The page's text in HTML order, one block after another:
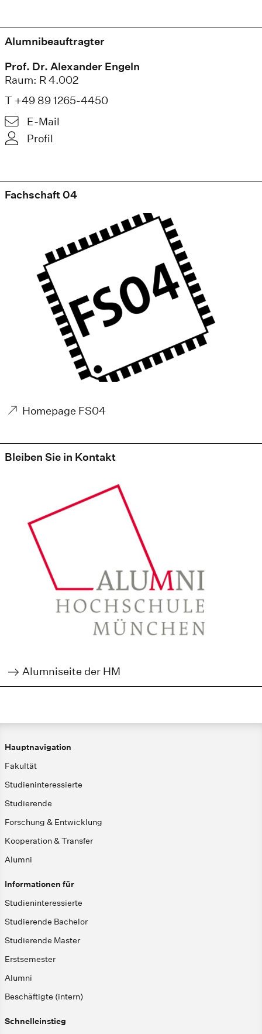
Alumnibeauftragter
Prof. Dr. Alexander Engeln
Raum: R 4.002
T +49 89 1265-4450
E-Mail
Profil
Fachschaft 04
Homepage FS04
Bleiben Sie in Kontakt
Alumniseite der HM
Hauptnavigation
Fakultät
Studieninteressierte
Studierende
Forschung & Entwicklung
Kooperation & Transfer
Alumni
Informationen für
Studieninteressierte
Studierende Bachelor
Studierende Master
Erstsemester
Alumni
Beschäftigte (intern)
Schnelleinstieg